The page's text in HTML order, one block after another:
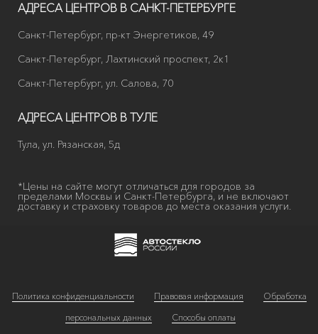
АДРЕСА ЦЕНТРОВ В САНКТ-ПЕТЕРБУРГЕ
Санкт-Петербург, пр-кт Энергетиков, 49
Санкт-Петербург, Лахтинский проспект, 2к1
Санкт-Петербург, ул. Салова, 70
АДРЕСА ЦЕНТРОВ В ТУЛЕ
Тула, ул. Рязанская, 5д
*Цены на сайте могут отличаться для городов за
пределами Москвы и Санкт-Петербурга, и не включают
доставку и страховку товаров до места оказания услуги.
Политика конфиденциальности Правовая информация
Обработка
персональных данных
Способы оплаты